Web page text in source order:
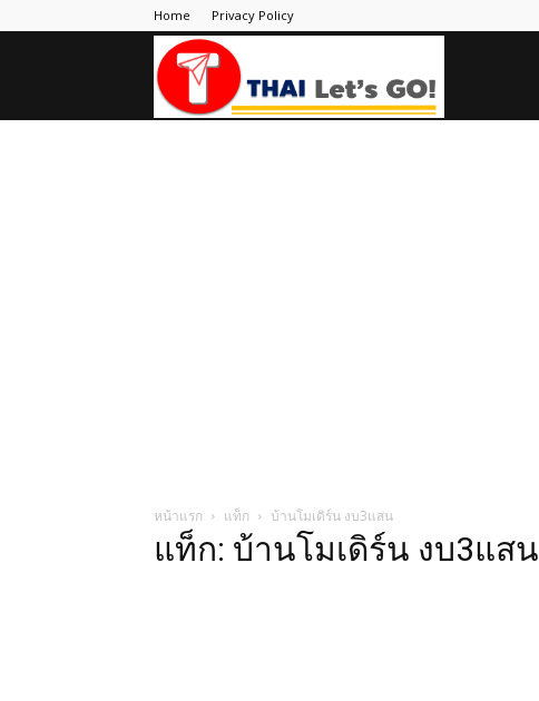
Home Privacy Policy
หน้าแรก แท็ก บ้านโมเดิร์น งบ3แสน
แท็ก: บ้านโมเดิร์น งบ3แสน